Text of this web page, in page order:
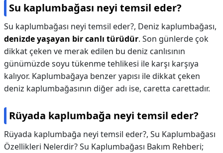
Su kaplumbağası neyi temsil eder?
Su kaplumbağası neyi temsil eder?, Deniz kaplumbağası,
denizde yaşayan bir canlı türüdür. Son günlerde çok
dikkat çeken ve merak edilen bu deniz canlısının
günümüzde soyu tükenme tehlikesi ile karşı karşıya
kalıyor. Kaplumbağaya benzer yapısı ile dikkat çeken
deniz kaplumbağasının diğer adı ise, caretta carettadır.
Rüyada kaplumbağa neyi temsil eder?
Rüyada kaplumbağa neyi temsil eder?, Su Kaplumbağası
Özellikleri Nelerdir? Su Kaplumbağası Bakım Rehberi;